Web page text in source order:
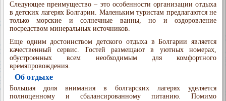
Следующее преимущество – это особенности организации отдыха
в детских лагерях Болгарии. Маленьким туристам предлагаются не
только морские и солнечные ванны, но и оздоровление
посредством минеральных источников.
Еще одним достоинством детского отдыха в Болгарии является
качественный сервис. Гостей размещают в уютных номерах,
обустроенных всем необходимым для комфортного
времяпровождения.
Об отдыхе
Большая доля внимания в болгарских лагерях уделяется
полноценному и сбалансированному питанию. Помимо